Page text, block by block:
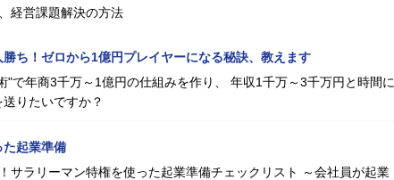
経営課題解決の方法
ち！ゼロから1億円プレイヤーになる秘訣、教えます
"で年商3千万～1億円の仕組みを作り、 年収1千万～3千万円と時間に
りたいですか？
た起業準備
サラリーマン特権を使った起業準備チェックリスト ～会社員が起業